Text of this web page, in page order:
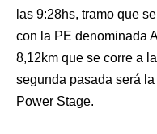
las 9:28hs, tramo que
con la PE denominada
8,12km que se corre a
segunda pasada será
Power Stage.